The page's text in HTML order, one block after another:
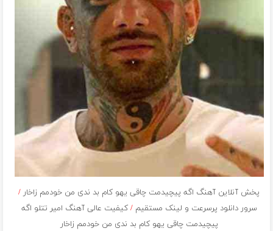
پخش آنلاین آهنگ اگه پیچیدمت چاقی یهو کام بد ندی من خودمم زاخار /
سرور دانلود پرسرعت و لینک مستقیم/ کیفیت عالی آهنگ امیر تتلو اگه
پیچیدمت چاقی یهو کام بد ندی من خودمم زاخار